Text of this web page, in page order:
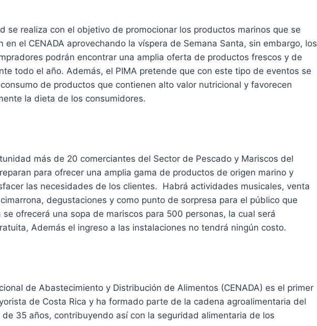
se realiza con el objetivo de promocionar los productos marinos que se
en el CENADA aprovechando la víspera de Semana Santa, sin embargo, los
podrán encontrar una amplia oferta de productos frescos y de
todo el año. Además, el PIMA pretende que con este tipo de eventos se
de productos que contienen alto valor nutricional y favorecen
la dieta de los consumidores.
más de 20 comerciantes del Sector de Pescado y Mariscos del
para ofrecer una amplia gama de productos de origen marino y
las necesidades de los clientes. Habrá actividades musicales, venta
degustaciones y como punto de sorpresa para el público que
se ofrecerá una sopa de mariscos para 500 personas, la cual será
Además el ingreso a las instalaciones no tendrá ningún costo.
de Abastecimiento y Distribución de Alimentos (CENADA) es el primer
de Costa Rica y ha formado parte de la cadena agroalimentaria del
de 35 años, contribuyendo así con la seguridad alimentaria de los